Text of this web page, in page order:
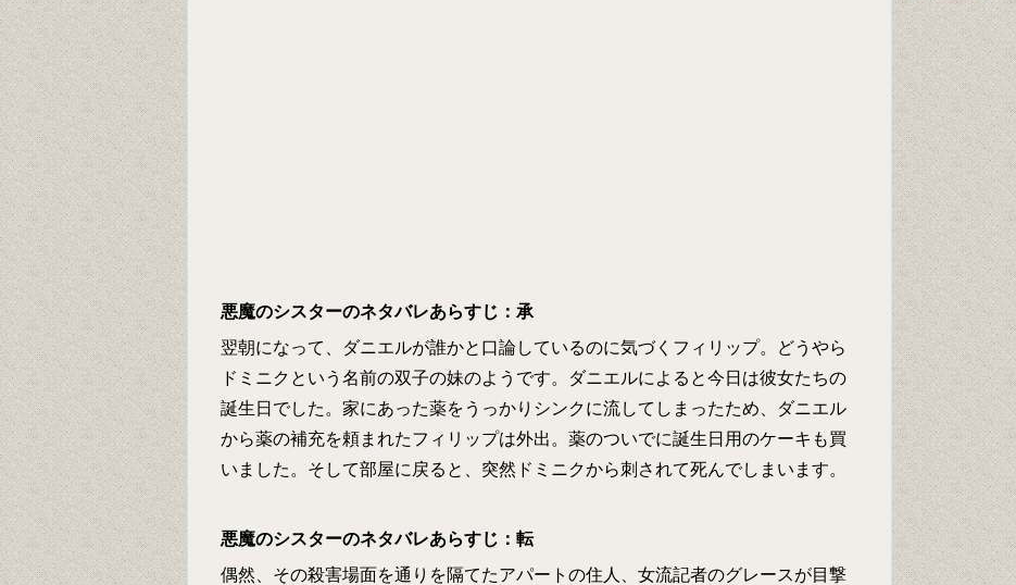
悪魔のシスターのネタバレあらすじ：承
翌朝になって、ダニエルが誰かと口論しているのに気づくフィリップ。どうやら
ドミニクという名前の双子の妹のようです。ダニエルによると今日は彼女たちの
誕生日でした。家にあった薬をうっかりシンクに流してしまったため、ダニエル
から薬の補充を頼まれたフィリップは外出。薬のついでに誕生日用のケーキも買
いました。そして部屋に戻ると、突然ドミニクから刺されて死んでしまいます。
悪魔のシスターのネタバレあらすじ：転
偶然、その殺害場面を通りを隔てたアパートの住人、女流記者のグレースが目撃